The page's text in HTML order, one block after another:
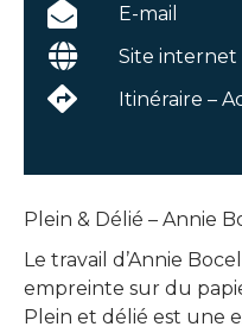
Plein & Délié – Annie
Le travail d’Annie
empreinte sur du
Plein et délié est une
E-mail
Site internet
Itinéraire –